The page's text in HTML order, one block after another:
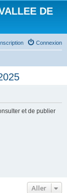
DE
Connexion
et de publier
Aller